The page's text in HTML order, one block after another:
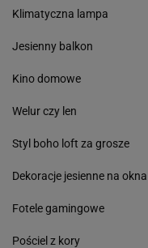
Klimatyczna lampa
Jesienny balkon
Kino domowe
Welur czy len
Styl boho loft za grosze
Dekoracje jesienne na okna
Fotele gamingowe
Pościel z kory